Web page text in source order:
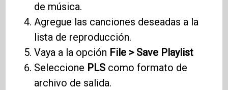
de música.
Agregue las canciones deseadas a la
lista de reproducción.
Vaya a la opción File > Save Playlist
Seleccione PLS como formato de
archivo de salida.